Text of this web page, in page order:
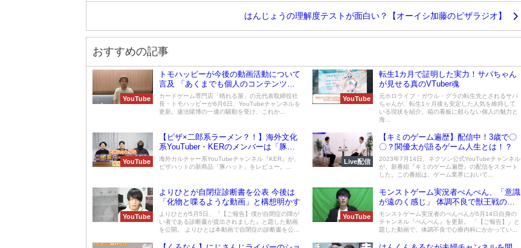
はんじょうの理解度テストが面白い？【オーイシ加藤のピザラジオ】
おすすめの記事
YouTube
トモハッピーが今後の動画活動について
言及 「あくまでも個人のコンテンツ」
で毎日投稿継続へ
カードゲーム専門店「晴れる屋」の元代表取締役社
長・トモハッピーが6月6日、YouTubeチャンネルを
更新。違法賭博の一連の騒動を受け、これか...
YouTube
転生1カ月で証明した実力！サバちゃん
が見せる真のVTuber魂
元ホロライブ・ガウル・グラの転生先とされるサバ
ちゃんが、転生1ヶ月後も安定した人気を維持して
いる現状を紹介。箱の看板に頼らない個人の魅力と
海...
YouTube
【ピザ×二郎系ラーメン？！】海外文化
系YouTuber・KERのメンバーは「豚ハ
ット」をどう考察するのか？
海外カルチャー系YouTubeチャンネル『KER』が、
ピザハットの新商品「豚ハット」をレビュー。...
Live配信
【キミのゲーム遍歴】配信中！3歳で〇
〇？関優太が語るゲーム人生とは！？
2023年7月14日、ネクソン公式YouTubeチャンネル
が、新番組『キミのゲーム遍歴』の配信をスタート
した。この番組は、ゲーム業界において...
YouTube
よりひとが自閉症診断書を公表 今後は
「化物と喋るような動画」と構想明かす
よりひとが5月5日、『【ご報告】僕が自閉症の障が
い者である診断書が提出されました』と題した動画
を公開。 よりひとは本動画で自閉症の診断書を公...
YouTube
モンストゲーム実況者ぺんぺん、「意識
が遠のく感じ」 体調不良で獣王戦の辞
退
モンストゲーム実況者のぺんぺんが5月14日自身の
チャンネル『ぺんぺん』を更新。 「【ご報告】」と
題した動画で、体調不良で心療内科にかかってい...